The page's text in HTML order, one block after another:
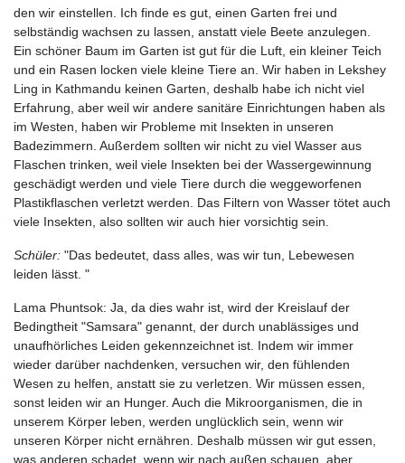
den wir einstellen. Ich finde es gut, einen Garten frei und
selbständig wachsen zu lassen, anstatt viele Beete anzulegen.
Ein schöner Baum im Garten ist gut für die Luft, ein kleiner Teich
und ein Rasen locken viele kleine Tiere an. Wir haben in Lekshey
Ling in Kathmandu keinen Garten, deshalb habe ich nicht viel
Erfahrung, aber weil wir andere sanitäre Einrichtungen haben als
im Westen, haben wir Probleme mit Insekten in unseren
Badezimmern. Außerdem sollten wir nicht zu viel Wasser aus
Flaschen trinken, weil viele Insekten bei der Wassergewinnung
geschädigt werden und viele Tiere durch die weggeworfenen
Plastikflaschen verletzt werden. Das Filtern von Wasser tötet auch
viele Insekten, also sollten wir auch hier vorsichtig sein.
Schüler: "Das bedeutet, dass alles, was wir tun, Lebewesen
leiden lässt. "
Lama Phuntsok: Ja, da dies wahr ist, wird der Kreislauf der
Bedingtheit "Samsara" genannt, der durch unablässiges und
unaufhörliches Leiden gekennzeichnet ist. Indem wir immer
wieder darüber nachdenken, versuchen wir, den fühlenden
Wesen zu helfen, anstatt sie zu verletzen. Wir müssen essen,
sonst leiden wir an Hunger. Auch die Mikroorganismen, die in
unserem Körper leben, werden unglücklich sein, wenn wir
unseren Körper nicht ernähren. Deshalb müssen wir gut essen,
was anderen schadet, wenn wir nach außen schauen, aber